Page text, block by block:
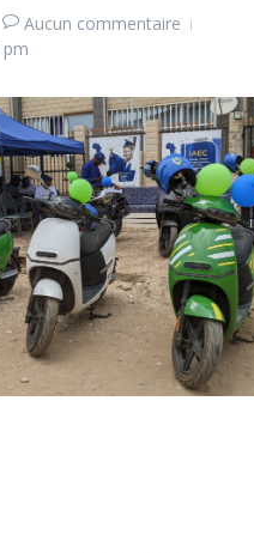
Aucun commentaire
pm